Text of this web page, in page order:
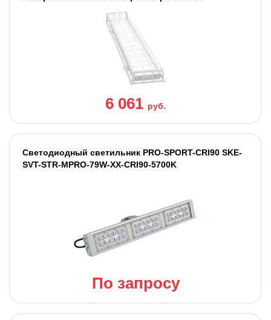
6 061 руб.
Светодиодный светильник PRO-SPORT-CRI90 SKE-
SVT-STR-MPRO-79W-XX-CRI90-5700K
По запросу